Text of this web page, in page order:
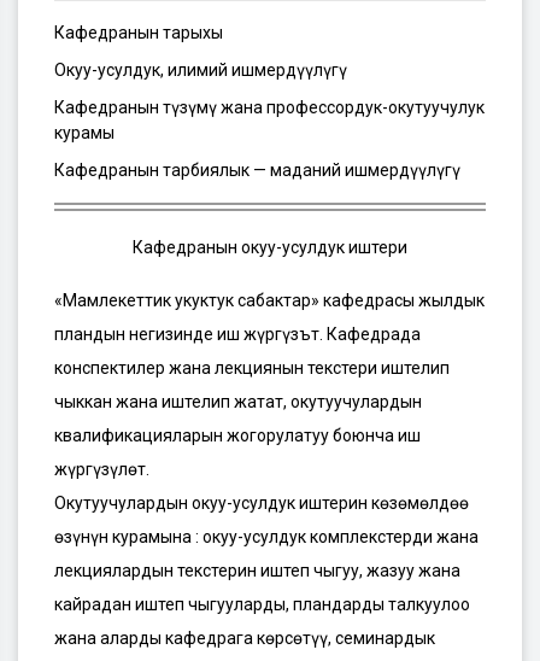
Кафедранын тарыхы
Окуу-усулдук, илимий ишмердүүлүгү
Кафедранын түзүмү жана профессордук-окутуучулук
курамы
Кафедранын тарбиялык — маданий ишмердүүлүгү
Кафедранын окуу-усулдук иштери
«Мамлекеттик укуктук сабактар» кафедрасы жылдык
пландын негизинде иш жүргүзът. Кафедрада
конспектилер жана лекциянын текстери иштелип
чыккан жана иштелип жатат, окутуучулардын
квалификацияларын жогорулатуу боюнча иш
жүргүзүлөт.
Окутуучулардын окуу-усулдук иштерин көзөмөлдөө
өзүнүн курамына : окуу-усулдук комплекстерди жана
лекциялардын текстерин иштеп чыгуу, жазуу жана
кайрадан иштеп чыгууларды, пландарды талкуулоо
жана аларды кафедрага көрсөтүү, семинардык